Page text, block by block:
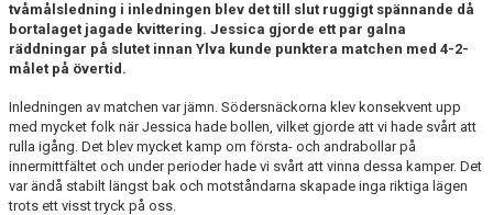
tvåmålsledning i inledningen blev det till slut ruggigt spännande då
bortalaget jagade kvittering. Jessica gjorde ett par galna
räddningar på slutet innan Ylva kunde punktera matchen med 4-2-
målet på övertid.
Inledningen av matchen var jämn. Södersnäckorna klev konsekvent upp
med mycket folk när Jessica hade bollen, vilket gjorde att vi hade svårt att
rulla igång. Det blev mycket kamp om första- och andrabollar på
innermittfältet och under perioder hade vi svårt att vinna dessa kamper. Det
var ändå stabilt längst bak och motståndarna skapade inga riktiga lägen
trots ett visst tryck på oss.